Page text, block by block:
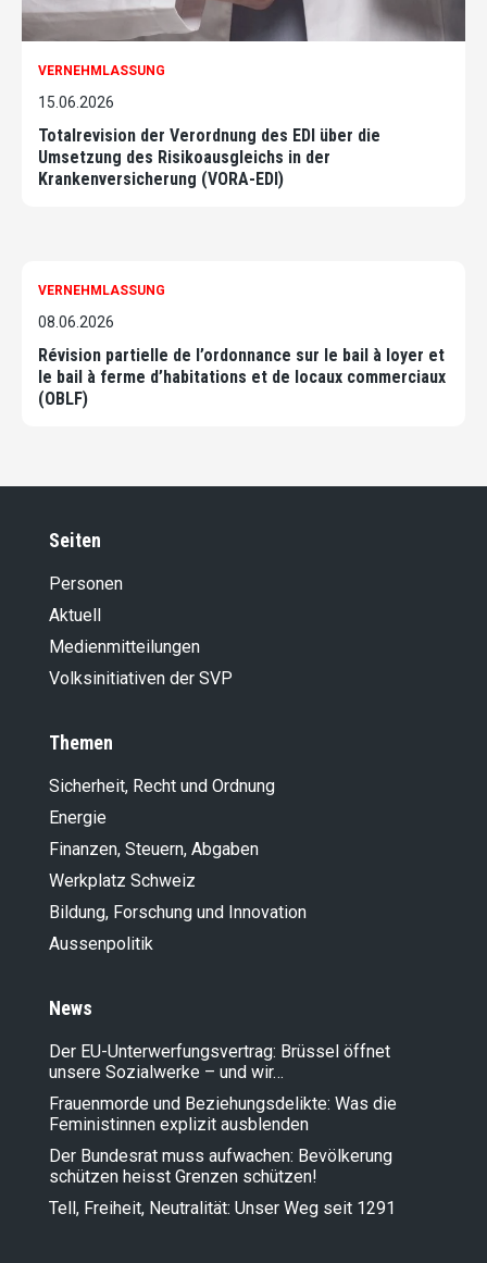
VERNEHMLASSUNG
15.06.2026
Totalrevision der Verordnung des EDI über die
Umsetzung des Risikoausgleichs in der
Krankenversicherung (VORA-EDI)
VERNEHMLASSUNG
08.06.2026
Révision partielle de l’ordonnance sur le bail à loyer et
le bail à ferme d’habitations et de locaux commerciaux
(OBLF)
Seiten
Personen
Aktuell
Medienmitteilungen
Volksinitiativen der SVP
Themen
Sicherheit, Recht und Ordnung
Energie
Finanzen, Steuern, Abgaben
Werkplatz Schweiz
Bildung, Forschung und Innovation
Aussenpolitik
News
Der EU-Unterwerfungsvertrag: Brüssel öffnet
unsere Sozialwerke – und wir…
Frauenmorde und Beziehungsdelikte: Was die
Feministinnen explizit ausblenden
Der Bundesrat muss aufwachen: Bevölkerung
schützen heisst Grenzen schützen!
Tell, Freiheit, Neutralität: Unser Weg seit 1291